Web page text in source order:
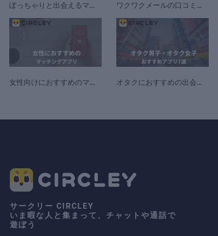
ぽっちゃりと出会えるマッチングアプリ・出会い系おすすめ10選【デブ専歓迎】 ワクワクメールの口コミ・評判まとめ！実際に出会えるのか検証してみた！
女性向けにおすすめのマッチングアプリ！安全・無料で出会える人気婚活アプリを徹底比較【初心者向け】 オタクにおすすめの出会いマッチングアプリ8選を徹底解説
サークリー CIRCLEY
いま暇な人と集まって、チャットや通話で
遊ぼう